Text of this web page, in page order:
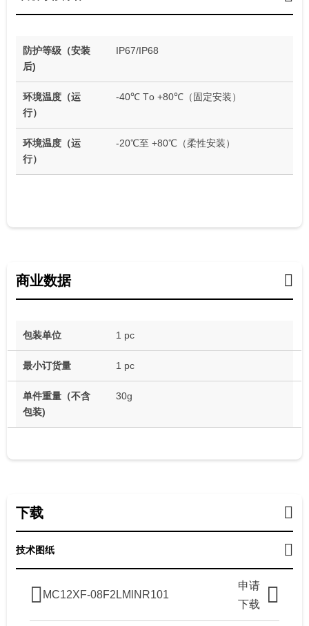
防护等级（安装
后)
IP67/IP68
环境温度（运
行）
-40℃ Tо +80℃（固定安装）
环境温度（运
行）
-20℃至 +80℃（柔性安装）
商业数据
包装单位 1 pc
最小订货量 1 pc
单件重量（不含
包装)
30g
下载
技术图纸
MC12XF-08F2LMlNR101
申请
下载